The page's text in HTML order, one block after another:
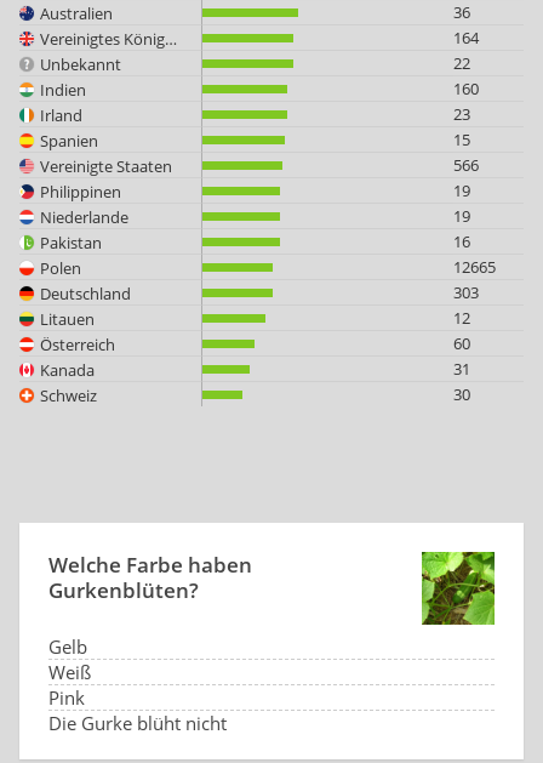
Australien
36
Vereinigtes Königreich
164
Unbekannt
22
Indien
160
Irland
23
Spanien
15
Vereinigte Staaten
566
Philippinen
19
Niederlande
19
Pakistan
16
Polen
12665
Deutschland
303
Litauen
12
Österreich
60
Kanada
31
Schweiz
30
Welche Farbe haben
Gurkenblüten?
Gelb
Weiß
Pink
Die Gurke blüht nicht